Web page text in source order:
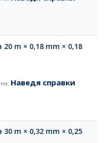
20 m × 0,18 mm × 0,18
Наведя справки
30 m × 0,32 mm × 0,25